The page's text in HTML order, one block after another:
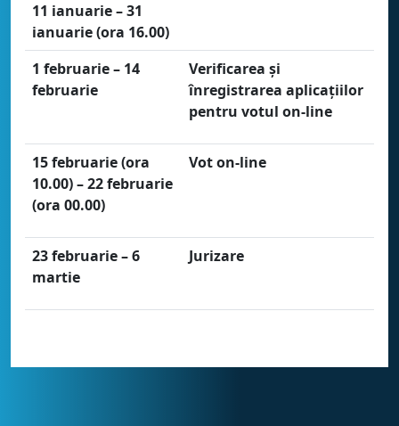
11 ianuarie – 31
ianuarie (ora 16.00)
1 februarie – 14
februarie
Verificarea și
înregistrarea aplicațiilor
pentru votul on-line
15 februarie (ora
10.00) – 22 februarie
(ora 00.00)
Vot on-line
23 februarie – 6
martie
Jurizare